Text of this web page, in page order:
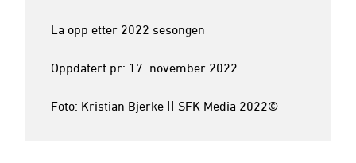
La opp etter 2022 sesongen
Oppdatert pr: 17. november 2022
Foto: Kristian Bjerke || SFK Media 2022©